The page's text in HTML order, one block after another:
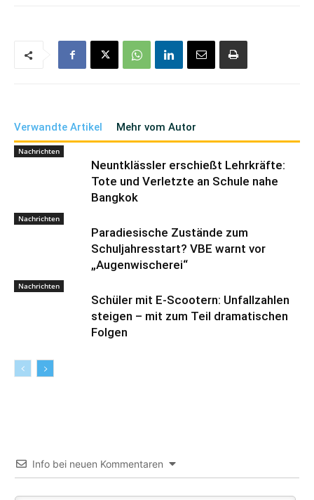
Verwandte Artikel Mehr vom Autor
Nachrichten
Neuntklässler erschießt Lehrkräfte:
Tote und Verletzte an Schule nahe
Bangkok
Nachrichten
Paradiesische Zustände zum
Schuljahresstart? VBE warnt vor
„Augenwischerei“
Nachrichten
Schüler mit E-Scootern: Unfallzahlen
steigen – mit zum Teil dramatischen
Folgen
Info bei neuen Kommentaren